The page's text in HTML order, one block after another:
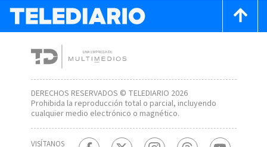
DERECHOS RESERVADOS © TELEDIARIO 2026
Prohibida la reproducción total o parcial, incluyendo
cualquier medio electrónico o magnético.
VISÍTANOS